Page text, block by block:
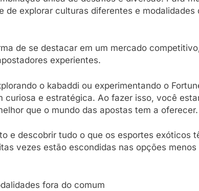
explorar culturas diferentes e modalidades
de se destacar em um mercado
experientes.
o kabaddi ou experimentando o
curiosa e estratégica. Ao fazer isso, você
que o mundo das apostas tem a oferecer.
e descobrir tudo o que os esportes exóticos
vezes estão escondidas nas opções menos